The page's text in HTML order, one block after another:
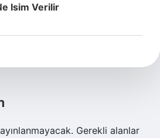
Isim Verilir
Gerekli alanlar